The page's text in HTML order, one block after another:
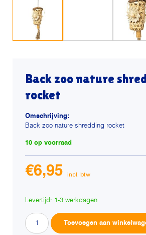
Back zoo nature
rocket
Omschrijving:
Back zoo nature shredding rocket
10 op voorraad
€6,95
Levertijd: 1-3 werkdagen
Back
zoo
Toevoegen aan